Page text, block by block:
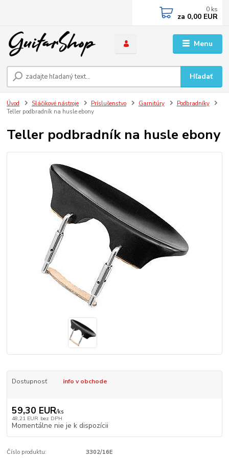
Menu
Hľadať
0 ks
za 0,00 EUR
Úvod Sláčikové nástroje Príslušenstvo Garnitúry
Podbradníky
Teller podbradník na husle ebony
Teller podbradník na husle ebony
Dostupnosť info v obchode
59,30 EUR/ks
48,21 EUR bez DPH
Momentálne nie je k dispozícii
Číslo produktu: 3302/16E